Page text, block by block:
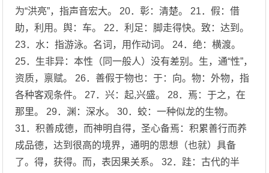
为“洪亮”，指声音宏大。 20．彰：清楚。 21．假：借
助，利用。舆：车。 22．利足：脚走得快。致：达到。
23．水：指游泳。名词，用作动词。 24．绝：横渡。
25．生非异：本性（同一般人）没有差别。生，通“性”，
资质，禀赋。 26．善假于物也：于：向。物：外物，指
各种客观条件。 27．兴：起,兴盛。 28．焉：于之，在
那里。 29．渊：深水。 30．蛟：一种似龙的生物。
31．积善成德，而神明自得，圣心备焉：积累善行而养
成品德，达到很高的境界，通明的思想（也就）具备
了。得，获得。而，表因果关系。 32．跬：古代的半